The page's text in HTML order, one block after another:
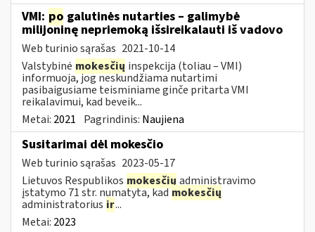
VMI: po galutinės nutarties – galimybė
milijoninę nepriemoką išsireikalauti iš vadovo
Web turinio sąrašas 2021-10-14
Valstybinė mokesčių inspekcija (toliau – VMI)
informuoja, jog neskundžiama nutartimi
pasibaigusiame teisminiame ginče pritarta VMI
reikalavimui, kad beveik...
Metai: 2021 Pagrindinis: Naujiena
Susitarimai dėl mokesčio
Web turinio sąrašas 2023-05-17
Lietuvos Respublikos mokesčių administravimo
įstatymo 71 str. numatyta, kadmokesčių
administratorius ir...
Metai: 2023